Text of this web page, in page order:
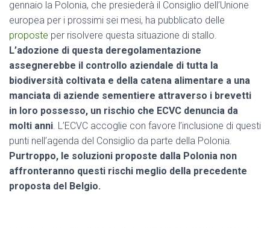
gennaio la Polonia, che presiederà il Consiglio dell’Unione
europea per i prossimi sei mesi, ha pubblicato delle
proposte per risolvere questa situazione di stallo.
L’adozione di questa deregolamentazione
assegnerebbe il controllo aziendale di tutta la
biodiversità coltivata e della catena alimentare a una
manciata di aziende sementiere attraverso i brevetti
in loro possesso, un rischio che ECVC denuncia da
molti anni. L’ECVC accoglie con favore l’inclusione di questi
punti nell’agenda del Consiglio da parte della Polonia.
Purtroppo, le soluzioni proposte dalla Polonia non
affronteranno questi rischi meglio della precedente
proposta del Belgio.